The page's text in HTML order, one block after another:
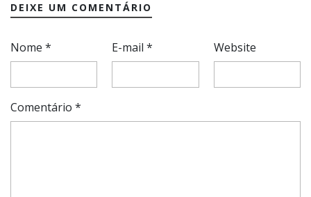
DEIXE UM COMENTÁRIO
Nome * E-mail* Website
Comentário *